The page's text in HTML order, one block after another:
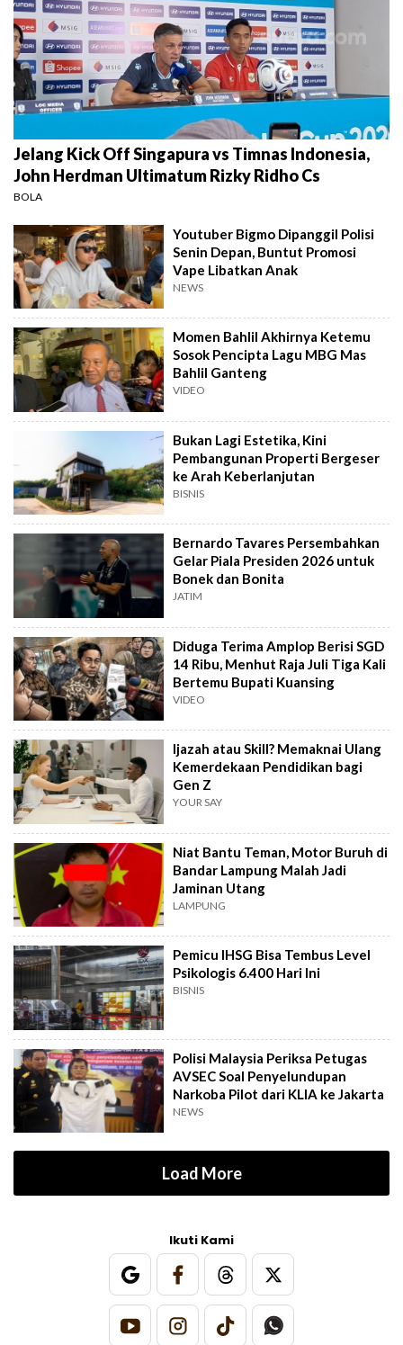
Jelang Kick Off Singapura vs Timnas Indonesia,
John Herdman Ultimatum Rizky Ridho Cs
BOLA
Youtuber Bigmo Dipanggil Polisi
Senin Depan, Buntut Promosi
Vape Libatkan Anak
NEWS
Momen Bahlil Akhirnya Ketemu
Sosok Pencipta Lagu MBG Mas
Bahlil Ganteng
VIDEO
Bukan Lagi Estetika, Kini
Pembangunan Properti Bergeser
ke Arah Keberlanjutan
BISNIS
Bernardo Tavares Persembahkan
Gelar Piala Presiden 2026 untuk
Bonek dan Bonita
JATIM
Diduga Terima Amplop Berisi SGD
14 Ribu, Menhut Raja Juli Tiga Kali
Bertemu Bupati Kuansing
VIDEO
Ijazah atau Skill? Memaknai Ulang
Kemerdekaan Pendidikan bagi
Gen Z
YOUR SAY
Niat Bantu Teman, Motor Buruh di
Bandar Lampung Malah Jadi
Jaminan Utang
LAMPUNG
Pemicu IHSG Bisa Tembus Level
Psikologis 6.400 Hari Ini
BISNIS
Polisi Malaysia Periksa Petugas
AVSEC Soal Penyelundupan
Narkoba Pilot dari KLIA ke Jakarta
NEWS
Load More
Ikuti Kami